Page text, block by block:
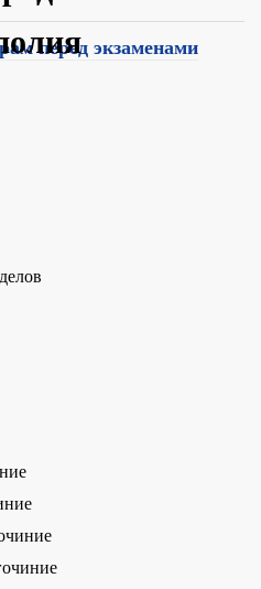
перед экзаменами